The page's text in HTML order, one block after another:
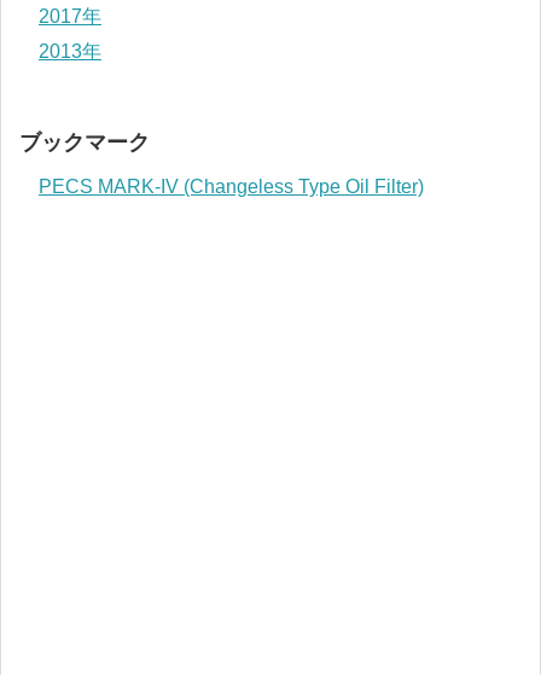
2017年
2013年
ブックマーク
PECS MARK-IV (Changeless Type Oil Filter)